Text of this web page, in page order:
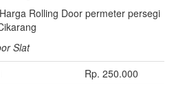
Rolling Door permeter persegi
Slat
Rp. 250.000